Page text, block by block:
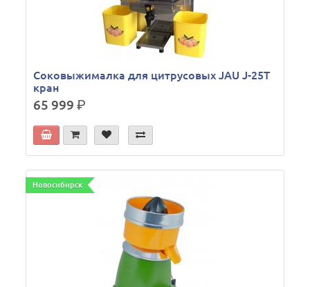
Соковыжималка для цитрусовых JAU J-25T
кран
65 999р.
Новосибирск